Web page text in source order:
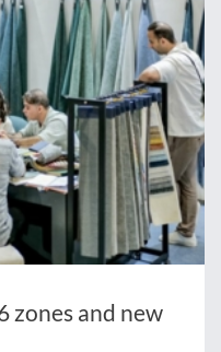
zones and new